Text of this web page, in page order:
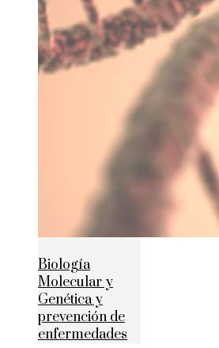
Biología
Molecular y
Genética y
prevención de
enfermedades